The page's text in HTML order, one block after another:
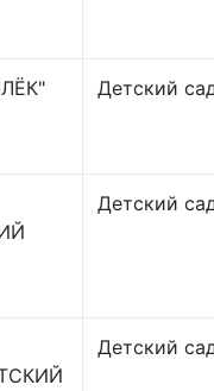
Детский
Детский
Детский